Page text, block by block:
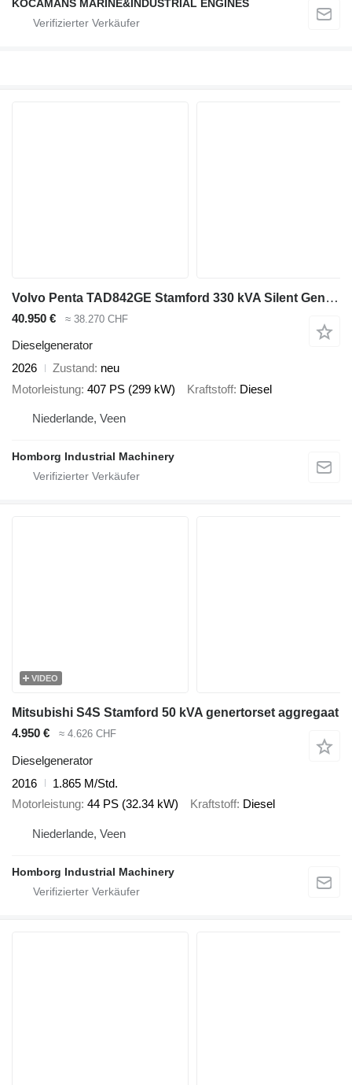
KOCAMANS MARINE&INDUSTRIAL ENGINES
Volvo Penta TAD842GE Stamford 330 kVA Silent Generatorset Aggregaat Ne
40.950 € ≈ 38.270 CHF
Dieselgenerator
2026
Zustand neu
Motorleistung 407 PS (299 kW) Kraftstoff Diesel
Niederlande, Veen
Homborg Industrial Machinery
VIDEO
Mitsubishi S4S Stamford 50 kVA genertorset aggregaat
4.950 €
≈ 4.626 CHF
Dieselgenerator
2016
1.865 M/Std.
Motorleistung 44 PS (32.34 kW) Kraftstoff Diesel
Niederlande, Veen
Homborg Industrial Machinery